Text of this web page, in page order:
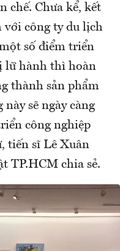
chế. Chưa kể, kết
với công ty du lịch
số điểm triển
lữ hành thì hoàn
thành sản phẩm
sẽ ngày càng
công nghiệp
tiến sĩ Lê Xuân
TP.HCM chia sẻ.